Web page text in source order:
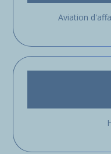
Aviation